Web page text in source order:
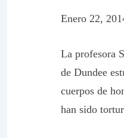
Enero 22,
La profesora
de Dundee
cuerpos de
han sido